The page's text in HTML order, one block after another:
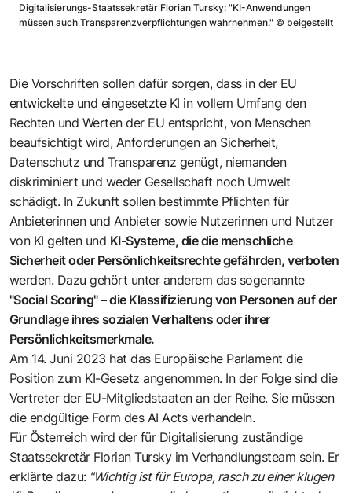
Digitalisierungs-Staatssekretär Florian Tursky: "KI-Anwendungen
müssen auch Transparenzverpflichtungen wahrnehmen." © beigestellt
Die Vorschriften sollen dafür sorgen, dass in der EU
entwickelte und eingesetzte KI in vollem Umfang den
Rechten und Werten der EU entspricht, von Menschen
beaufsichtigt wird, Anforderungen an Sicherheit,
Datenschutz und Transparenz genügt, niemanden
diskriminiert und weder Gesellschaft noch Umwelt
schädigt. In Zukunft sollen bestimmte Pflichten für
Anbieterinnen und Anbieter sowie Nutzerinnen und Nutzer
von KI gelten und KI-Systeme, die die menschliche
Sicherheit oder Persönlichkeitsrechte gefährden, verboten
werden. Dazu gehört unter anderem das sogenannte
"Social Scoring" – die Klassifizierung von Personen auf der
Grundlage ihres sozialen Verhaltens oder ihrer
Persönlichkeitsmerkmale.
Am 14. Juni 2023 hat das Europäische Parlament die
Position zum KI-Gesetz angenommen. In der Folge sind die
Vertreter der EU-Mitgliedstaaten an der Reihe. Sie müssen
die endgültige Form des AI Acts verhandeln.
Für Österreich wird der für Digitalisierung zuständige
Staatssekretär Florian Tursky im Verhandlungsteam sein. Er
erklärte dazu: "Wichtig ist für Europa, rasch zu einer klugen